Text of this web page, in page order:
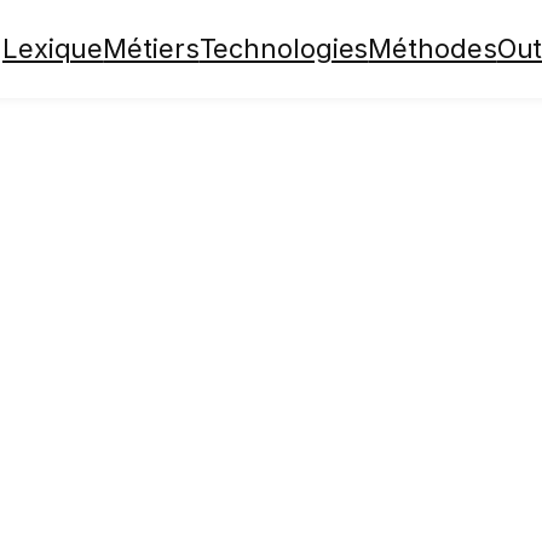
LexiqueMétiersTechnologiesMéthodes